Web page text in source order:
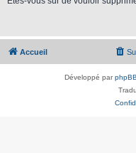
Accueil
Développé parphpBB